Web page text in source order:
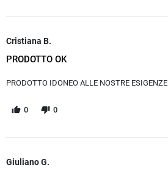
Cristiana B.
PRODOTTO OK
PRODOTTO IDONEO ALLE NOSTRE ESIGENZE
0 0
Giuliano G.